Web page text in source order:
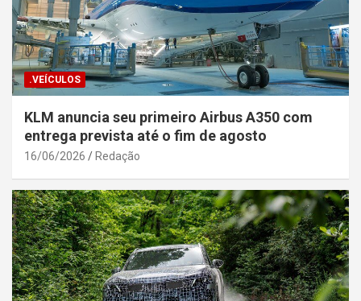
.VEÍCULOS
KLM anuncia seu primeiro Airbus A350 com
entrega prevista até o fim de agosto
16/06/2026 Redação